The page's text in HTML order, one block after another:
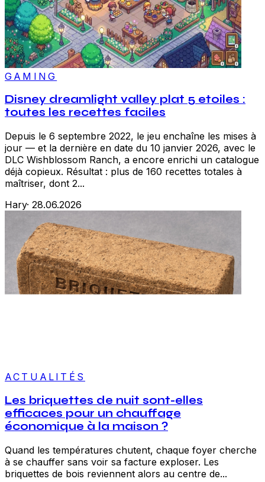
GAMING
Disney dreamlight valley plat 5 etoiles :
toutes les recettes faciles
Depuis le 6 septembre 2022, le jeu enchaîne les mises à
jour — et la dernière en date du 10 janvier 2026, avec le
DLC Wishblossom Ranch, a encore enrichi un catalogue
déjà copieux. Résultat : plus de 160 recettes totales à
maîtriser, dont 2...
Hary· 28.06.2026
ACTUALITÉS
Les briquettes de nuit sont-elles
efficaces pour un chauffage
économique à la maison ?
Quand les températures chutent, chaque foyer cherche
à se chauffer sans voir sa facture exploser. Les
briquettes de bois reviennent alors au centre de...